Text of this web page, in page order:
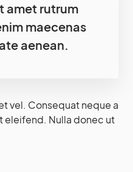
amet rutrum
maecenas
aenean.
vel. Consequat neque a
Nulla donec ut